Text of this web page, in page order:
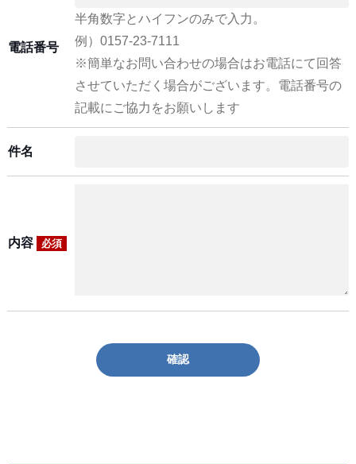
電話番号
半角数字とハイフンのみで入力。
例）0157-23-7111
※簡単なお問い合わせの場合はお電話にて回答
させていただく場合がございます。電話番号の
記載にご協力をお願いします
件名
内容 必須
確認